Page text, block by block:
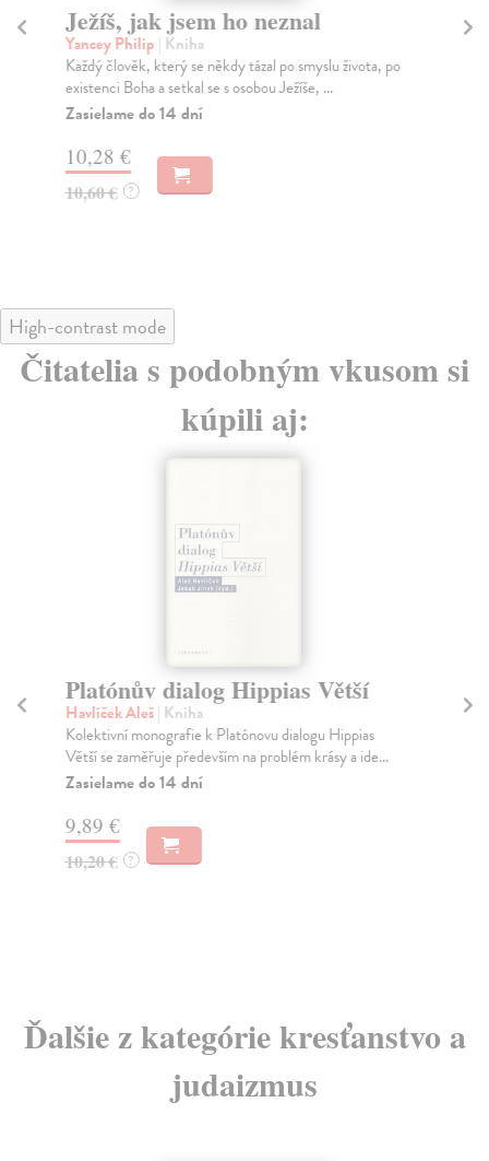
Ježíš, jak jsem ho neznal
Yancey Philip | Kniha
Každý člověk, který se někdy tázal po smyslu života, po
existenci Boha a setkal se s osobou Ježíše, ...
Zasielame do 14 dní
10,28 €
10,60 € ?
High-contrast mode
Čitatelia s podobným vkusom si
kúpili aj:
Platónův dialog Hippias Větší
Havlíček Aleš| Kniha
Kolektivní monografie k Platónovu dialogu Hippias
Větší se zaměřuje především na problém krásy a ide...
Zasielame do 14 dní
9,89 €
10,20 € ?
Ďalšie z kategórie kresťanstvo a
judaizmus